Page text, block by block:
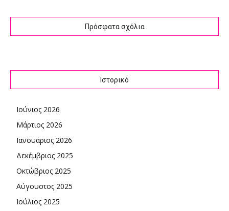
Πρόσφατα σχόλια
Ιστορικό
Ιούνιος 2026
Μάρτιος 2026
Ιανουάριος 2026
Δεκέμβριος 2025
Οκτώβριος 2025
Αύγουστος 2025
Ιούλιος 2025